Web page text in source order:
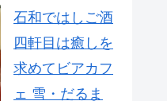
石和ではしご酒
四軒目は癒しを
求めてビアカフ
ェ 雪・だるま